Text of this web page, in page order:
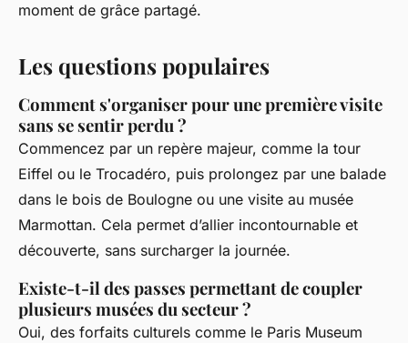
moment de grâce partagé.
Les questions populaires
Comment s'organiser pour une première visite
sans se sentir perdu ?
Commencez par un repère majeur, comme la tour
Eiffel ou le Trocadéro, puis prolongez par une balade
dans le bois de Boulogne ou une visite au musée
Marmottan. Cela permet d’allier incontournable et
découverte, sans surcharger la journée.
Existe-t-il des passes permettant de coupler
plusieurs musées du secteur ?
Oui, des forfaits culturels comme le Paris Museum